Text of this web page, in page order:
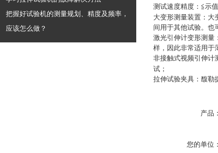
把握好试验机的测量规划、精度及频率，
应该怎么做？
测试速度精度 ： ≦示
大变形测量装置 ： 大
间用于其他试验。也
激光引伸计变形测量
样，因此非常适用于
非接触式视频引伸计
试 ；
拉伸试验夹具 ： 馥勒
产品
您的单位